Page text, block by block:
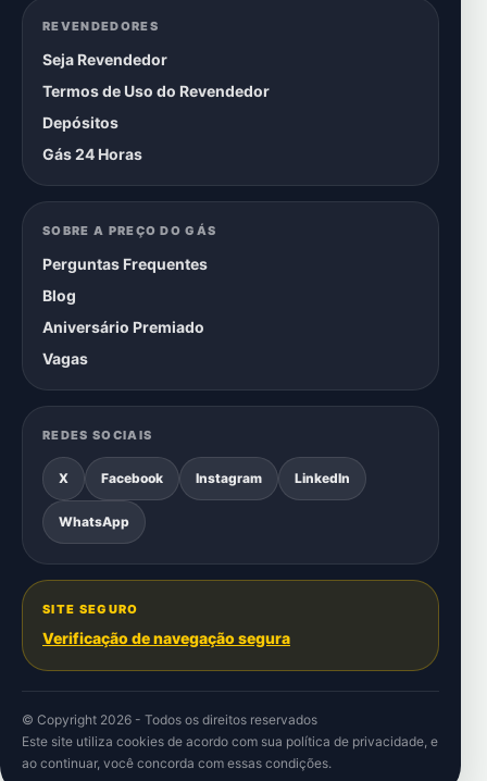
REVENDEDORES
Seja Revendedor
Termos de Uso do Revendedor
Depósitos
Gás 24 Horas
SOBRE A PREÇO DO GÁS
Perguntas Frequentes
Blog
Aniversário Premiado
Vagas
REDES SOCIAIS
X Facebook Instagram LinkedIn
WhatsApp
SITE SEGURO
Verificação de navegação segura
© Copyright 2026 - Todos os direitos reservados
Este site utiliza cookies de acordo com sua política de privacidade, e
ao continuar, você concorda com essas condições.